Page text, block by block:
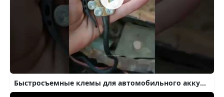
Быстросъемные клемы для автомобильного аккума. Поможет быстро снять клеммы с акб. Телега @cartfree